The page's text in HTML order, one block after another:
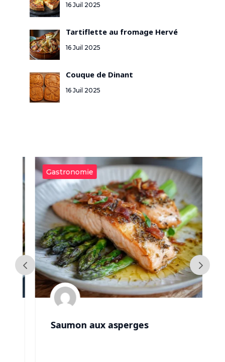
16 Juil 2025
Tartiflette au fromage Hervé
16 Juil 2025
Couque de Dinant
16 Juil 2025
Gastronomie
Saumon aux asperges